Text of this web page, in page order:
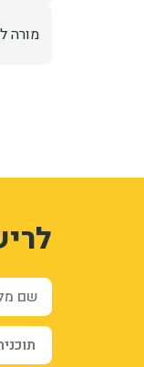
מורה
שם מלא*
1